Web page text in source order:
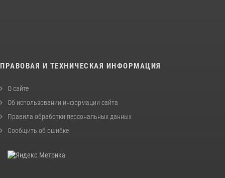
ПРАВОВАЯ И ТЕХНИЧЕСКАЯ ИНФОРМАЦИЯ
О сайте
Об использовании информации сайта
Правила обработки персональных данных
Сообщить об ошибке